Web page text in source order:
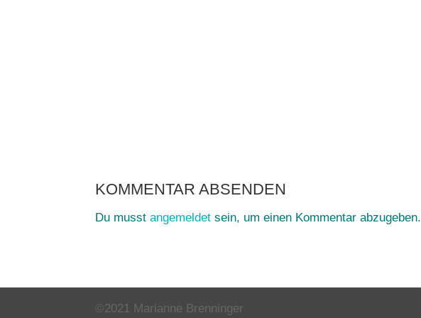
KOMMENTAR ABSENDEN
Du musstangemeldet sein, um einen Kommentar abzugeben.
©2021 Marianne Brenninger